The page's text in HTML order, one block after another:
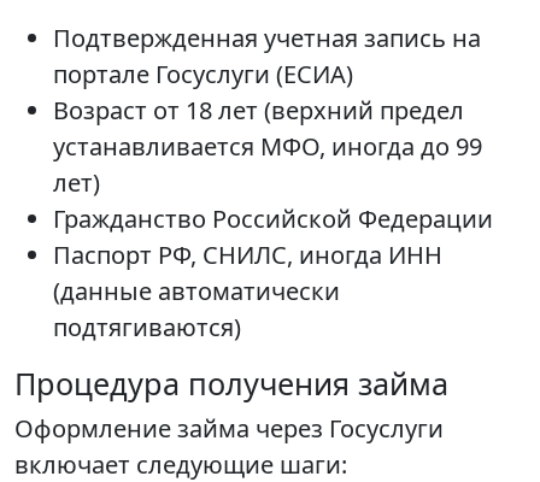
Подтвержденная учетная запись на
портале Госуслуги (ЕСИА)
Возраст от 18 лет (верхний предел
устанавливается МФО, иногда до 99
лет)
Гражданство Российской Федерации
Паспорт РФ, СНИЛС, иногда ИНН
(данные автоматически
подтягиваются)
Процедура получения займа
Оформление займа через Госуслуги
включает следующие шаги: